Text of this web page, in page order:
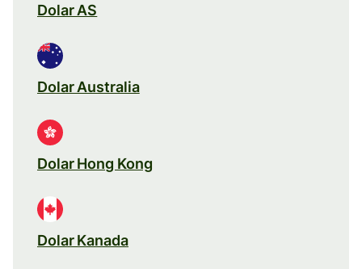
Dolar AS
Dolar Australia
Dolar Hong Kong
Dolar Kanada